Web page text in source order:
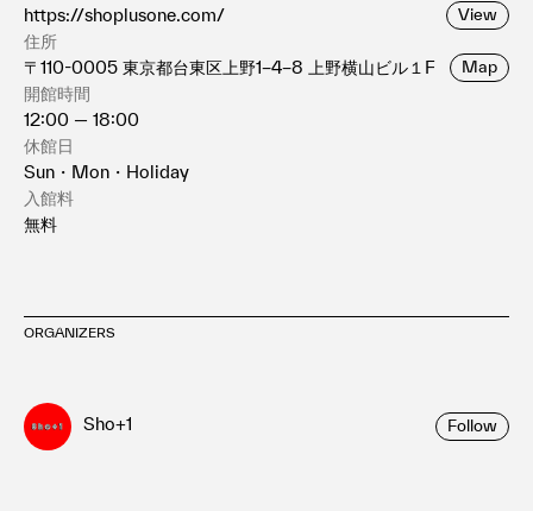
https://shoplusone.com/
View
住所
〒110-0005 東京都台東区上野1−4−8 上野横山ビル１F
Map
開館時間
12:00 — 18:00
休館日
Sun・Mon・Holiday
入館料
無料
ORGANIZERS
Sho+1 Follow